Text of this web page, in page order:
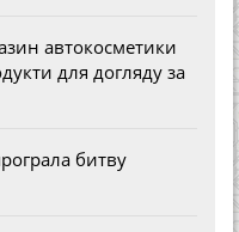
автокосметики
для догляду за
битву